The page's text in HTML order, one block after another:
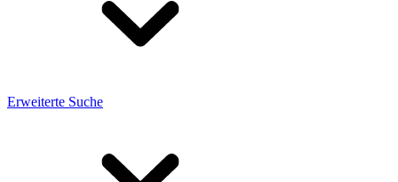
Erweiterte Suche